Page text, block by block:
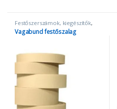
Festőszerszámok, kiegészítők,
Szalagok
Vagabund festőszalag